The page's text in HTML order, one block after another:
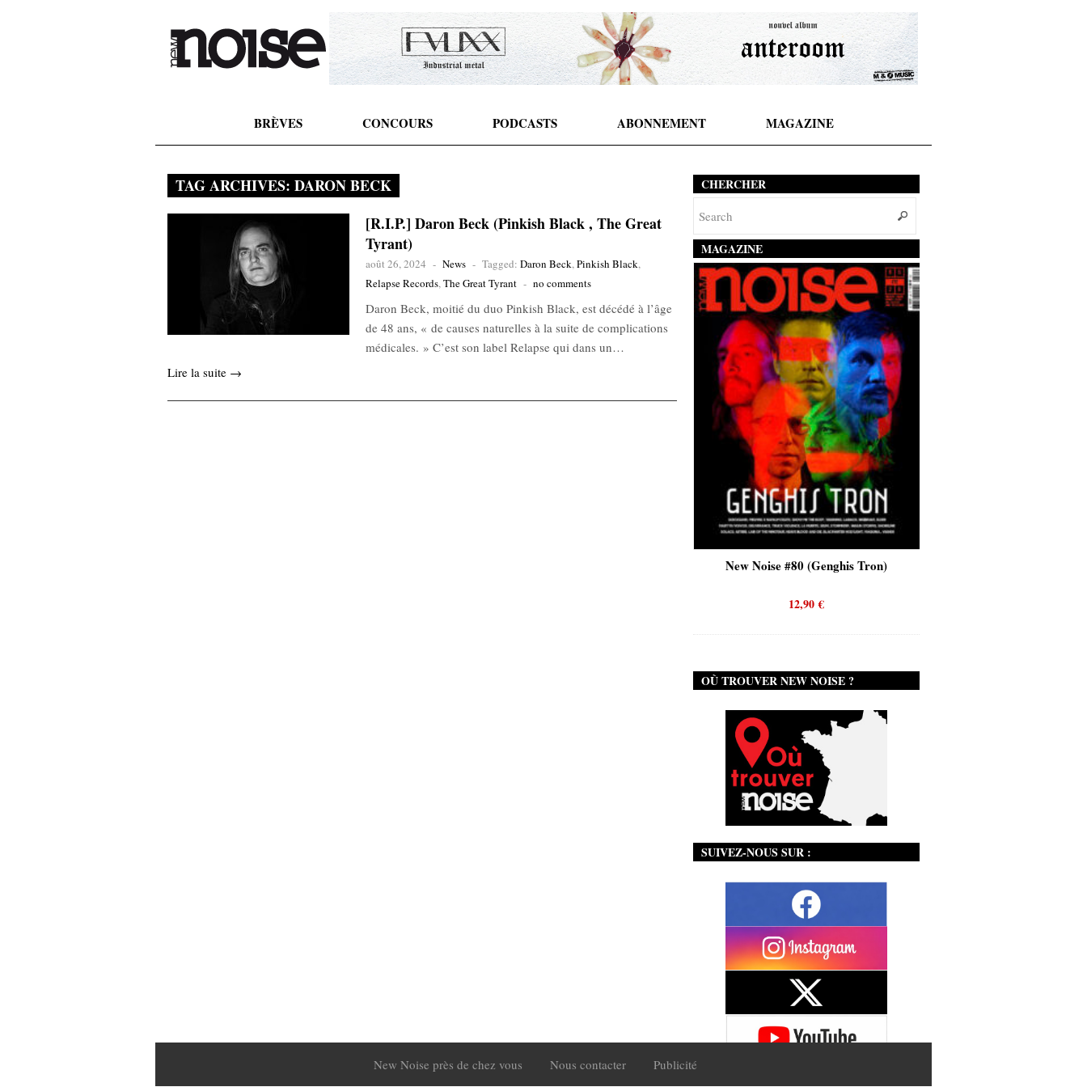
BRÈVES CONCOURS PODCASTS ABONNEMENT MAGAZINE
TAG ARCHIVES: DARON BECK
[R.I.P.] Daron Beck (Pinkish Black , The Great
Tyrant)
août 26, 2024 - News - Tagged: Daron Beck,Pinkish Black,
Relapse Records,The Great Tyrant - no comments
Daron Beck, moitié du duo Pinkish Black, est décédé à l’âge
de 48 ans, « de causes naturelles à la suite de complications
médicales. » C’est son label Relapse qui dans un…
Lire la suite →
CHERCHER
MAGAZINE
New Noise #80 (Genghis Tron)
12,90€
OÙ TROUVER NEW NOISE ?
SUIVEZ-NOUS SUR :
New Noise près de chez vous Nous contacter Publicité